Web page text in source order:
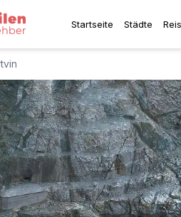
Startseite Städte